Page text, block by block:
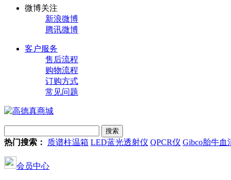
微博关注
新浪微博
腾讯微博
客户服务
售后流程
购物流程
订购方式
常见问题
热门搜索： 质谱柱温箱 LED蓝光透射仪 QPCR仪 Gibco胎牛血
会员中心